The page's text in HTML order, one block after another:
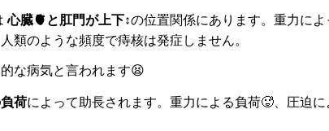
心臓🫀と肛門が上下↕️の位置関係にあります。重力によ
類のような頻度で痔核は発症しません。
な病気と言われます😫
荷によって助長されます。重力による負荷🥵、圧迫